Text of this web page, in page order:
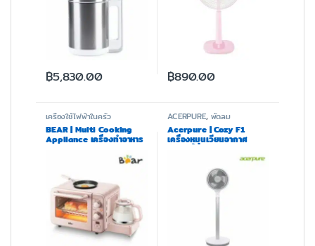
฿5,830.00 ฿890.00
เครื่องใช้ไฟฟ้าในครัว
BEAR | Multi Cooking
Appliance เครื่องทำอาหาร
ACERPURE, พัดลม
Acerpure | Cozy F1
เครื่องหมุนเวียนอากาศ
พัดลมตั้งโต๊ะ ใบพัดขนาด 9